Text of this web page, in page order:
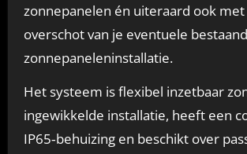
zonnepanelen én uiteraard ook
overschot van je eventuele
zonnepaneleninstallatie.
Het systeem is flexibel inzetbaar
ingewikkelde installatie, heeft een
IP65‑behuizing en beschikt over